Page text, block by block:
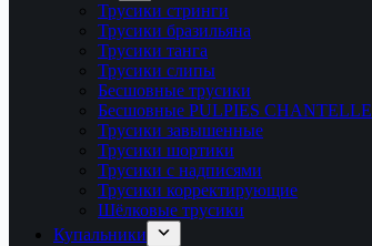
Трусики стринги
Трусики бразильяна
Трусики танга
Трусики слипы
Бесшовные трусики
Бесшовные PULPIES CHANTELLE
Трусики завышенные
Трусики шортики
Трусики с надписями
Трусики корректирующие
Шёлковые трусики
Купальники